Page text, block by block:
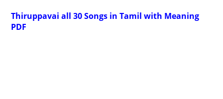
Thiruppavai all 30 Songs in Tamil with Meaning
PDF